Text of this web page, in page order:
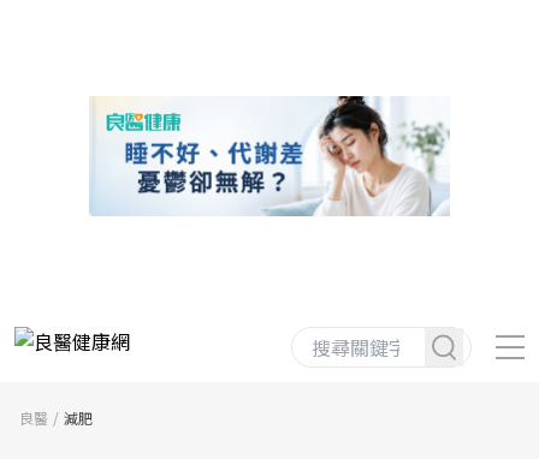
良醫 減肥